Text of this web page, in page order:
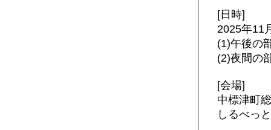
[日時]
2025年11
(1)午後の
(2)夜間の
[会場]
中標津町
しるべっ